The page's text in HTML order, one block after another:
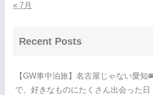
« 7月
Recent Posts
【GW車中泊旅】名古屋じゃない愛
で、好きなものにたくさん出会った日